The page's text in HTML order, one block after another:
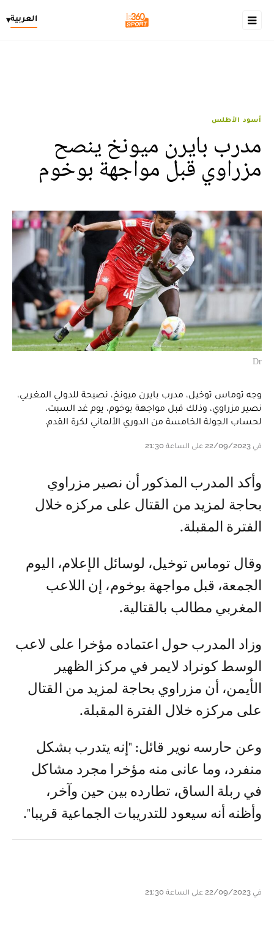
العربية▾
أسود الأطلس
مدرب بايرن ميونخ ينصح
مزراوي قبل مواجهة بوخوم
Dr
وجه توماس توخيل، مدرب بايرن ميونخ، نصيحة للدولي المغربي،
نصير مزراوي، وذلك قبل مواجهة بوخوم، يوم غد السبت،
لحساب الجولة الخامسة من الدوري الألماني لكرة القدم.
في 22/09/2023 على الساعة 21:30
وأكد المدرب المذكور أن نصير مزراوي
بحاجة لمزيد من القتال على مركزه خلال
الفترة المقبلة.
وقال توماس توخيل، لوسائل الإعلام، اليوم
الجمعة، قبل مواجهة بوخوم، إن اللاعب
المغربي مطالب بالقتالية.
وزاد المدرب حول اعتماده مؤخرا على لاعب
الوسط كونراد لايمر في مركز الظهير
الأيمن، أن مزراوي بحاجة لمزيد من القتال
على مركزه خلال الفترة المقبلة.
وعن حارسه نوير قائل: "إنه يتدرب بشكل
منفرد، وما عانى منه مؤخرا مجرد مشاكل
في ربلة الساق، تطارده بين حين وآخر،
وأظنه أنه سيعود للتدريبات الجماعية قريبا".
في 22/09/2023 على الساعة 21:30